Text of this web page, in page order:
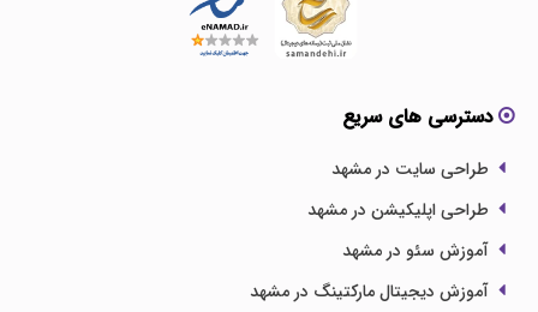
دسترسی های سریع
طراحی سایت در مشهد
طراحی اپلیکیشن در مشهد
آموزش سئو در مشهد
آموزش دیجیتال مارکتینگ در مشهد